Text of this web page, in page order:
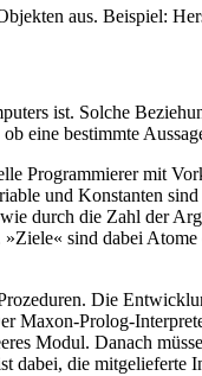
aus. Beispiel:
ist. Solche
eine bestimmte
mit
und Konstanten
durch die Zahl der
sind dabei
Die
Maxon-Prolog-
Modul. Danach
dabei, die mitgelieferte